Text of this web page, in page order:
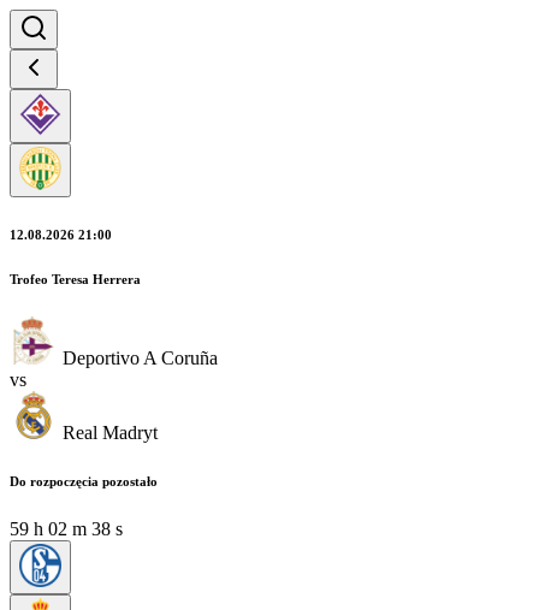
12.08.2026 21:00
Trofeo Teresa Herrera
Deportivo A Coruña
vs
Real Madryt
Do rozpoczęcia pozostało
59 h 02 m 37 s